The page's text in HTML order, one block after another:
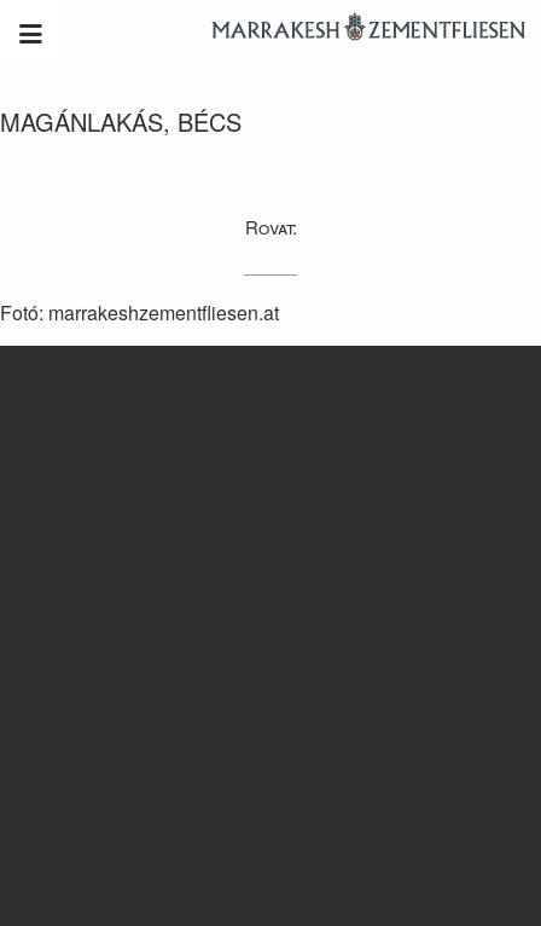
MAGÁNLAKÁS, BÉCS
Rovat:
Fotó: marrakeshzementfliesen.at